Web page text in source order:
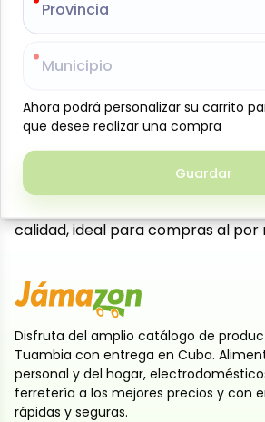
Caja de jugos sabor pera Jumex,
latas individuales de 335 ml cada
negocios, cafeterías, eventos.
de fruta, ofrece un sabor dulce y
convierte en una opción práctica
conservación y transporte, siendo
consumo inmediato o distribución
calidad, ideal para compras al por
Disfruta del amplio catálogo de
Tuambia con entrega en Cuba.
personal y del hogar,
ferretería a los mejores precios y con
rápidas y seguras.
Provincia
Municipio
Ahora podrá personalizar su carrito
que desee realizar una compra
Guardar
Provincia
Municipio
Ahora podrá personalizar su carrito
que desee realizar una compra
Guardar